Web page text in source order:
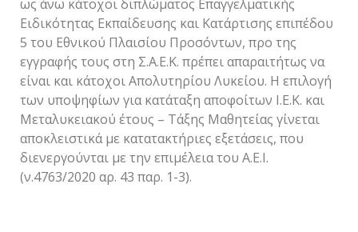
ως άνω κάτοχοι διπλώματος Επαγγελματικής
Ειδικότητας Εκπαίδευσης και Κατάρτισης επιπέδου
5 του Εθνικού Πλαισίου Προσόντων, προ της
εγγραφής τους στη Σ.Α.Ε.Κ. πρέπει απαραιτήτως να
είναι και κάτοχοι Απολυτηρίου Λυκείου. Η επιλογή
των υποψηφίων για κατάταξη αποφοίτων Ι.Ε.Κ. και
Μεταλυκειακού έτους – Τάξης Μαθητείας γίνεται
αποκλειστικά με κατατακτήριες εξετάσεις, που
διενεργούνται με την επιμέλεια του Α.Ε.Ι.
(ν.4763/2020 αρ. 43 παρ. 1-3).